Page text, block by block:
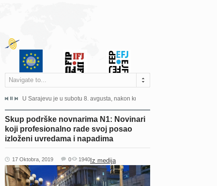
Navigate to...
na zahtjeve za pristup informacijama u zakonskom...
U Sarajevu je u subotu 8. avgusta, nakon kraće bolesti, preminuo
Skup podrške novnarima N1: Novinari
koji profesionalno rade svoj posao
izloženi uvredama i napadima
17 Oktobra, 2019 Iz medija
0 1940